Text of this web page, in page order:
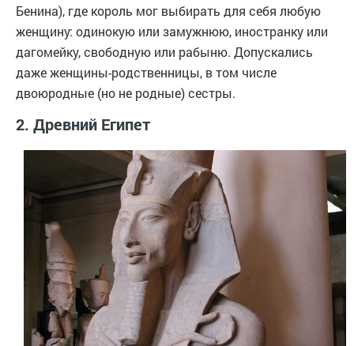
Бенина), где король мог выбирать для себя любую
женщину: одинокую или замужнюю, иностранку или
дагомейку, свободную или рабыню. Допускались
даже женщины-родственницы, в том числе
двоюродные (но не родные) сестры.
2. Древний Египет